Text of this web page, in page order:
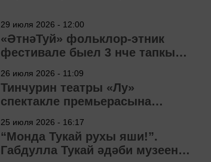
29 июля 2026 - 12:00
«ӘтнәТуй» фольклор-этник
фестивале быел 3 нче тапкыр
26 июля 2026 - 11:09
Тинчурин театры «Лу»
спектакле премьерасына
25 июля 2026 - 16:17
“Монда Тукай рухы яши!”.
Габдулла Тукай әдәби музеена